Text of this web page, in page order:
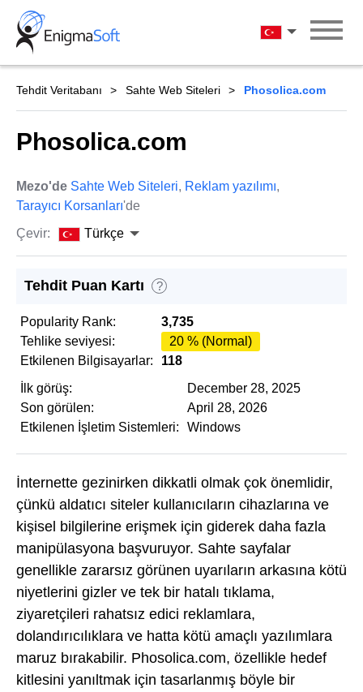
Skip
content
Türkçe
Tehdit Veritabanı Sahte Web Siteleri Phosolica.com
Phosolica.com
Mezo'de Sahte Web Siteleri, Reklam yazılımı,
Tarayıcı Korsanları'de
Çevir:
Türkçe
Tehdit Puan Kartı ?
Popularity Rank:
3,735
Tehlike seviyesi:
20 % (Normal)
Etkilenen Bilgisayarlar:
118
İlk görüş:
December 28, 2025
Son görülen:
April 28, 2026
Etkilenen İşletim Sistemleri:
Windows
İnternette gezinirken dikkatli olmak çok önemlidir,
çünkü aldatıcı siteler kullanıcıların cihazlarına ve
kişisel bilgilerine erişmek için giderek daha fazla
manipülasyona başvuruyor. Sahte sayfalar
genellikle zararsız görünen uyarıların arkasına kötü
niyetlerini gizler ve tek bir hatalı tıklama,
ziyaretçileri rahatsız edici reklamlara,
dolandırıcılıklara ve hatta kötü amaçlı yazılımlara
maruz bırakabilir. Phosolica.com, özellikle hedef
kitlesini yanıltmak için tasarlanmış böyle bir